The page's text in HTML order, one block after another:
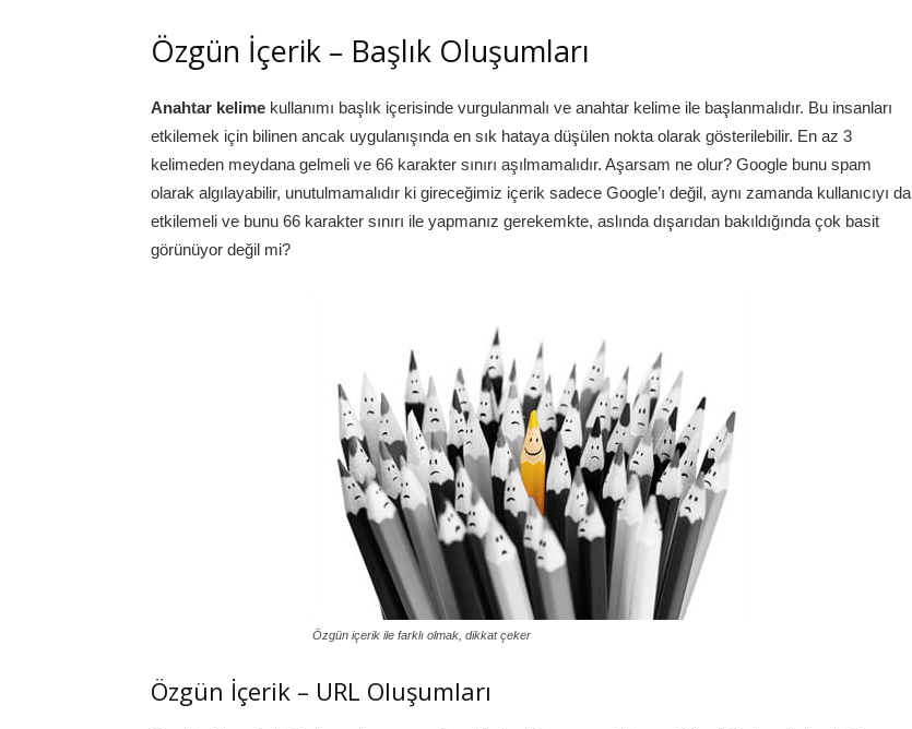
Özgün İçerik – Başlık Oluşumları
Anahtar kelime kullanımı başlık içerisinde vurgulanmalı ve anahtar kelime ile başlanmalıdır. Bu insanları
etkilemek için bilinen ancak uygulanışında en sık hataya düşülen nokta olarak gösterilebilir. En az 3
kelimeden meydana gelmeli ve 66 karakter sınırı aşılmamalıdır. Aşarsam ne olur? Google bunu spam
olarak algılayabilir, unutulmamalıdır ki gireceğimiz içerik sadece Google’ı değil, aynı zamanda kullanıcıyı da
etkilemeli ve bunu 66 karakter sınırı ile yapmanız gerekemkte, aslında dışarıdan bakıldığında çok basit
görünüyor değil mi?
Özgün içerik ile farklı olmak, dikkat çeker
Özgün İçerik – URL Oluşumları